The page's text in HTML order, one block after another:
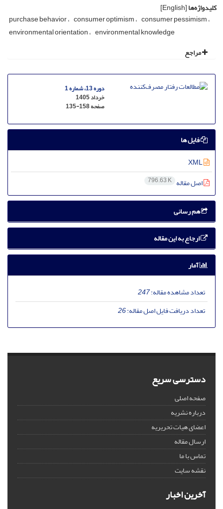
کلیدواژه‌ها[English]
purchase behavior consumer optimism consumer pessimism
environmental orientation environmental knowledge
مراجع
دوره 13، شماره 1
خرداد 1405
صفحه135-158
فایل ها
اصل مقاله 796.63 K
هم رسانی
ارجاع به این مقاله
آمار
تعداد مشاهده مقاله:247
تعداد دریافت فایل اصل مقاله:26
دسترسی سریع
صفحه اصلی
درباره نشریه
اعضای هیات تحریریه
ارسال مقاله
تماس با ما
نقشه سایت
آخرین اخبار